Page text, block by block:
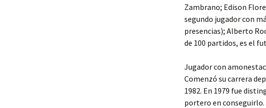
Zambrano; Edison
segundo jugador con
presencias); Alberto
de 100 partidos, es el
Jugador con
Comenzó su carrera
1982. En 1979 fue
portero en